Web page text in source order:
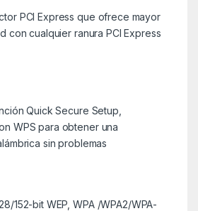
PCI Express que ofrece mayor
con cualquier ranura PCI Express
Quick Secure Setup,
WPS para obtener una
sin problemas
152-bit WEP, WPA /WPA2/WPA-